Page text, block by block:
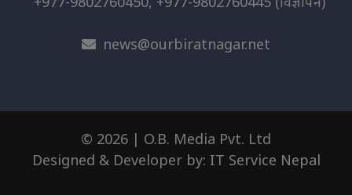
news@ourbiratnagar.net
© 2026 | O.B. Media Pvt. Ltd
Designed & Developer by: IT Service Nepal